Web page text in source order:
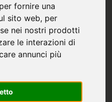
per fornire una
sito web, per
nei nostri prodotti
le interazioni di
annunci più